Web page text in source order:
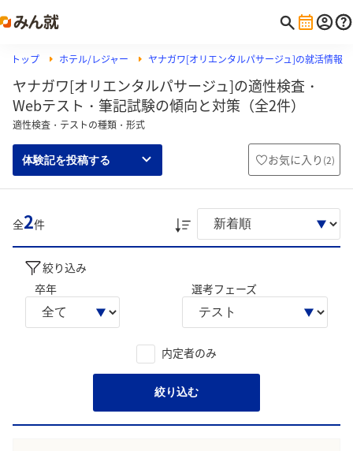
トップ ホテル/レジャー ヤナガワ[オリエンタルパサージュ]の就活情報
ヤナガワ[オリエンタルパサージュ]の適性検査・
Webテスト・筆記試験の傾向と対策（全2件）
適性検査・テストの種類・形式
体験記を投稿する お気に入り (2)
全2件
絞り込み
卒年
選考フェーズ
内定者のみ
絞り込む